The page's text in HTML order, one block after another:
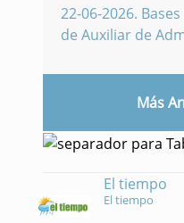
22-06-2026.
de Auxiliar de
Más
El tiempo
El tiempo